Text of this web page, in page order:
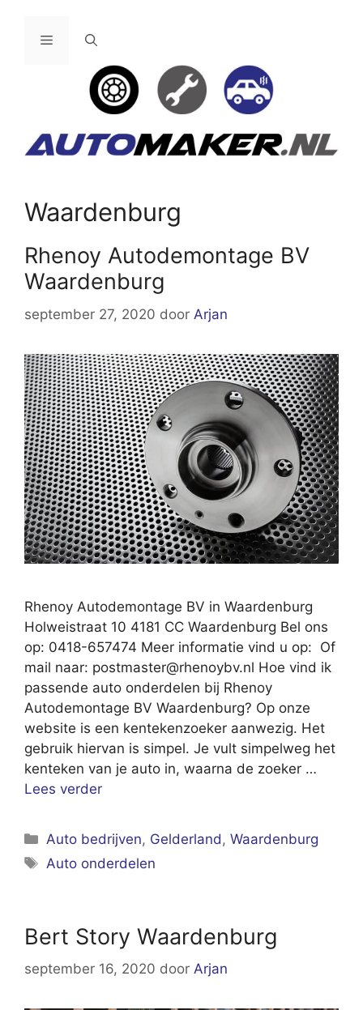
Menu
Waardenburg
Rhenoy Autodemontage BV
Waardenburg
september 27, 2020 door Arjan
Rhenoy Autodemontage BV in Waardenburg
Holweistraat 10 4181 CC Waardenburg Bel ons
op: 0418-657474 Meer informatie vind u op: Of
mail naar: postmaster@rhenoybv.nl Hoe vind ik
passende auto onderdelen bij Rhenoy
Autodemontage BV Waardenburg? Op onze
website is een kentekenzoeker aanwezig. Het
gebruik hiervan is simpel. Je vult simpelweg het
kenteken van je auto in, waarna de zoeker …
Lees verder
Categorieën
Auto bedrijven, Gelderland ,Waardenburg
Tags
Auto onderdelen
Bert Story Waardenburg
september 16, 2020 door Arjan